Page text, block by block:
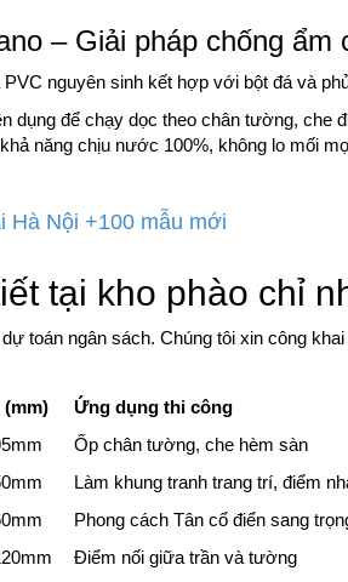
– Giải pháp chống ẩm
nguyên sinh kết hợp với bột đá và
dụng để chạy dọc theo chân tường, che
năng chịu nước 100%, không lo mối
Hà Nội +100 mẫu mới
tại kho phào chỉ
toán ngân sách. Chúng tôi xin công
(mm) Ứng dụng thi công
Ốp chân tường, che hèm sàn
Làm khung tranh trang trí, điểm
Phong cách Tân cổ điển sang
Điểm nối giữa trần và tường